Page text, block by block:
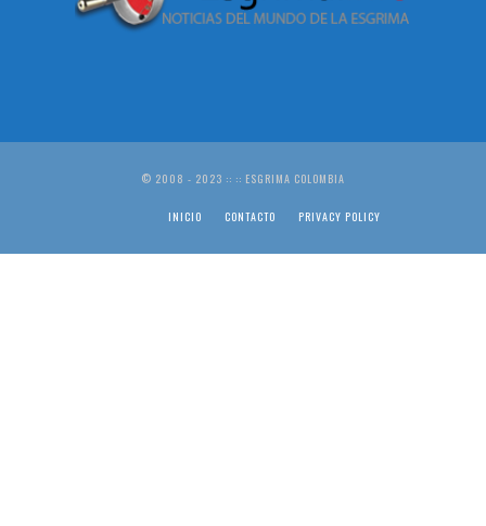
© 2008 - 2023 :: :: ESGRIMA COLOMBIA
INICIO CONTACTO PRIVACY POLICY